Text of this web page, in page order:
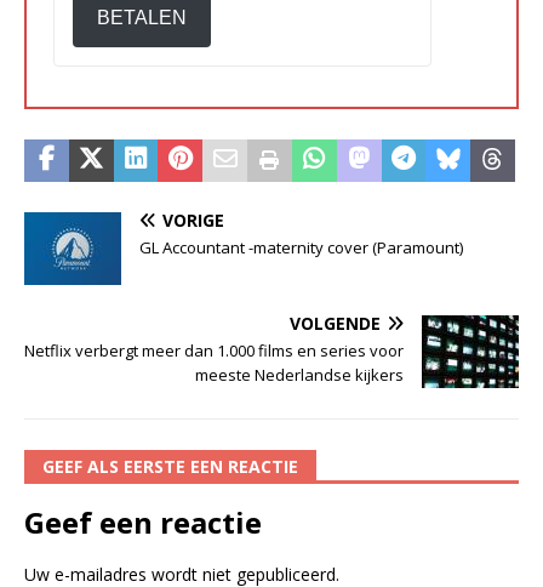
BETALEN
VORIGE
GL Accountant -maternity cover (Paramount)
VOLGENDE
Netflix verbergt meer dan 1.000 films en series voor
meeste Nederlandse kijkers
GEEF ALS EERSTE EEN REACTIE
Geef een reactie
Uw e-mailadres wordt niet gepubliceerd.